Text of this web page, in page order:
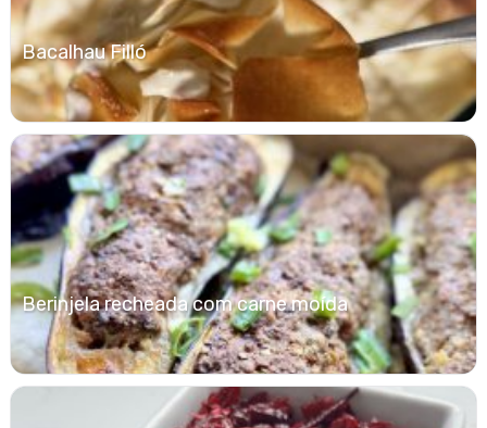
Bacalhau Filló
Berinjela recheada com carne moída